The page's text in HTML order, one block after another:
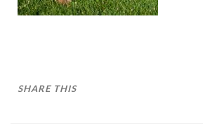
DEUTSCH DRAHTHAAR
SHARE THIS